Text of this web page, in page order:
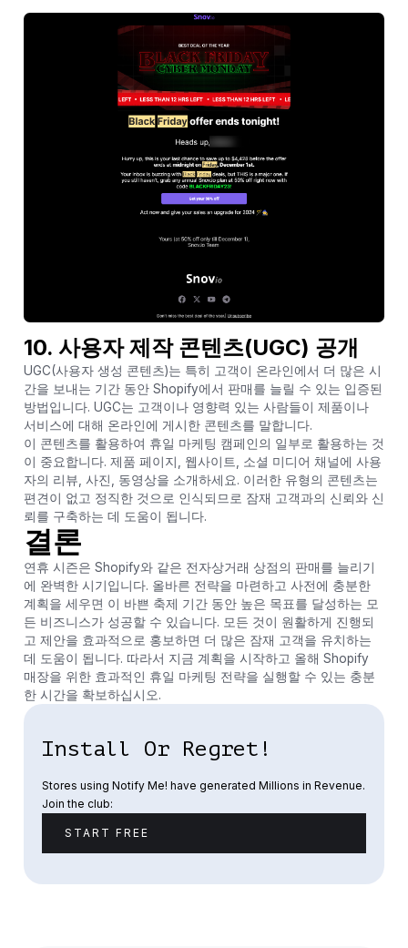
10. 사용자 제작 콘텐츠(UGC) 공개
UGC(사용자 생성 콘텐츠)는 특히 고객이 온라인에서 더 많은 시
간을 보내는 기간 동안 Shopify에서 판매를 늘릴 수 있는 입증된
방법입니다. UGC는 고객이나 영향력 있는 사람들이 제품이나
서비스에 대해 온라인에 게시한 콘텐츠를 말합니다.
이 콘텐츠를 활용하여 휴일 마케팅 캠페인의 일부로 활용하는 것
이 중요합니다. 제품 페이지, 웹사이트, 소셜 미디어 채널에 사용
자의 리뷰, 사진, 동영상을 소개하세요. 이러한 유형의 콘텐츠는
편견이 없고 정직한 것으로 인식되므로 잠재 고객과의 신뢰와 신
뢰를 구축하는 데 도움이 됩니다.
결론
연휴 시즌은 Shopify와 같은 전자상거래 상점의 판매를 늘리기
에 완벽한 시기입니다. 올바른 전략을 마련하고 사전에 충분한
계획을 세우면 이 바쁜 축제 기간 동안 높은 목표를 달성하는 모
든 비즈니스가 성공할 수 있습니다. 모든 것이 원활하게 진행되
고 제안을 효과적으로 홍보하면 더 많은 잠재 고객을 유치하는
데 도움이 됩니다. 따라서 지금 계획을 시작하고 올해 Shopify
매장을 위한 효과적인 휴일 마케팅 전략을 실행할 수 있는 충분
한 시간을 확보하십시오.
Install Or Regret!
Stores using Notify Me! have generated Millions in Revenue.
Join the club:
START FREE